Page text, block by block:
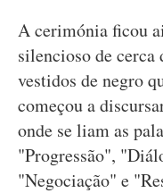
A cerimónia ficou
silencioso de
vestidos de negro
começou a
onde se liam as
"Progressão",
"Negociação" e